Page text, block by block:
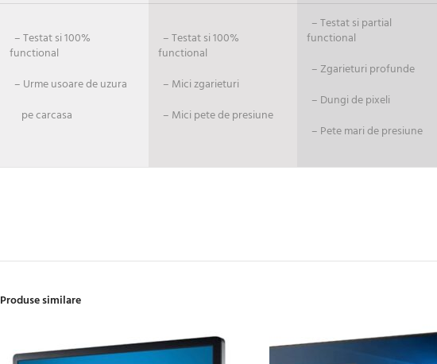
– Testat si 100%
functional
– Urme usoare de uzura
pe carcasa
– Testat si 100%
functional
– Mici zgarieturi
– Mici pete de presiune
– Testat si partial
functional
– Zgarieturi profunde
– Dungi de pixeli
– Pete mari de presiune
Produse similare